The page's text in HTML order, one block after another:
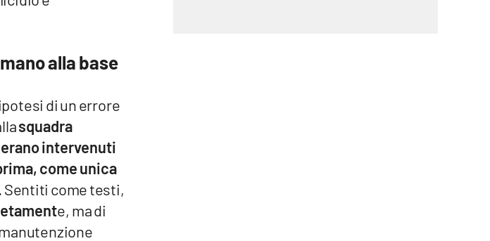
alla base
di un errore
squadra
intervenuti
come unica
Sentiti come testi,
e, ma di